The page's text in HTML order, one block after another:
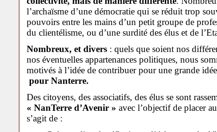
l’archaïsme d’une démocratie qui se réduit trop
pouvoirs entre les mains d’un petit groupe de
du clientélisme, ou d’une surdité des élus et de
Nombreux, et divers : quels que soient nos
nos éventuelles appartenances politiques, nous
motivés à l’idée de contribuer pour une grande idée
pour Nanterre.
Des citoyens, des associatifs, des élus se sont
« NanTerre d’Avenir » avec l’objectif de placer
s’agit de :